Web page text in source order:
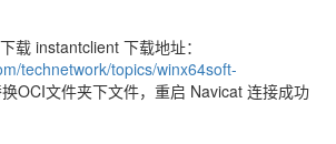
载 instantclient 下载地址：
technetwork/topics/winx64soft-
OCI文件夹下文件，重启 Navicat 连接成功